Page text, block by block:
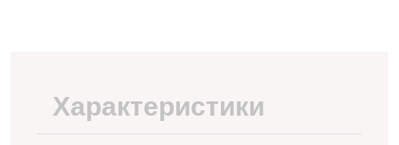
Характеристики